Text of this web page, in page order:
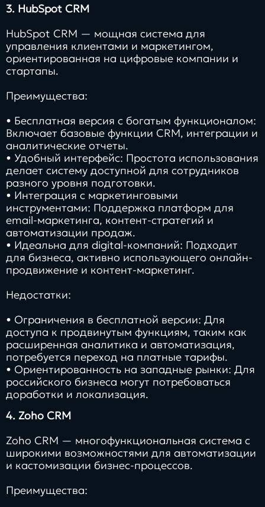
3. HubSpot CRM
HubSpot CRM — мощная система для
управления клиентами и маркетингом,
ориентированная на цифровые компании и
стартапы.
Преимущества:
• Бесплатная версия с богатым функционалом:
Включает базовые функции CRM, интеграции и
аналитические отчеты.
• Удобный интерфейс: Простота использования
делает систему доступной для сотрудников
разного уровня подготовки.
• Интеграция с маркетинговыми
инструментами: Поддержка платформ для
email-маркетинга, контент-стратегий и
автоматизации продаж.
• Идеальна для digital-компаний: Подходит
для бизнеса, активно использующего онлайн-
продвижение и контент-маркетинг.
Недостатки:
• Ограничения в бесплатной версии: Для
доступа к продвинутым функциям, таким как
расширенная аналитика и автоматизация,
потребуется переход на платные тарифы.
• Ориентированность на западные рынки: Для
российского бизнеса могут потребоваться
доработки и локализация.
4. Zoho CRM
Zoho CRM — многофункциональная система с
широкими возможностями для автоматизации
и кастомизации бизнес-процессов.
Преимущества: